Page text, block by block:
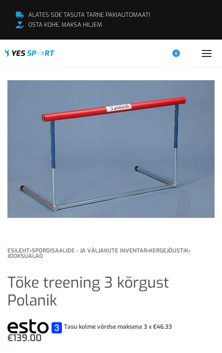
ALATES 50€ TASUTA TARNE PAKIAUTOMAATI
OSTA KOHE, MAKSA HILJEM
0
ESILEHT›SPORDISAALIDE - JA VÄLJAKUTE INVENTAR›KERGEJÕUSTIK›
JOOKSUALAD
Tõke treening 3 kõrgust
Polanik
Tasu kolme võrdse maksena 3 x€46.33
€139.00